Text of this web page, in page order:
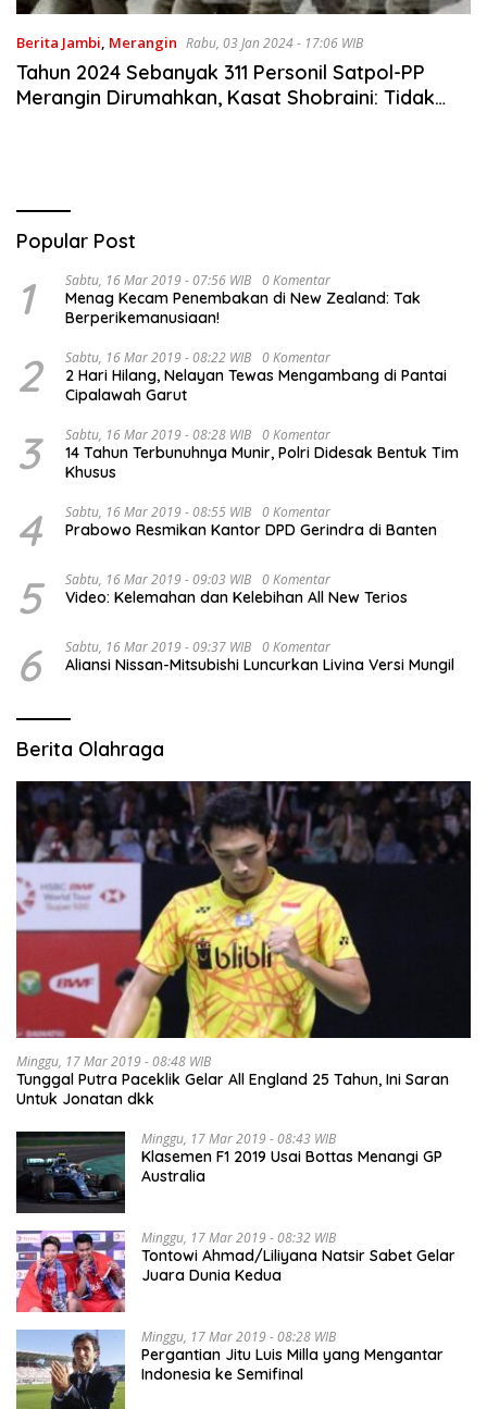
Berita Jambi, Merangin Rabu, 03 Jan 2024 - 17:06 WIB
Tahun 2024 Sebanyak 311 Personil Satpol-PP
Merangin Dirumahkan, Kasat Shobraini: Tidak
Popular Post
1 Sabtu, 16 Mar 2019 - 07:56 WIB 0 Komentar
Menag Kecam Penembakan di New Zealand: Tak
Berperikemanusiaan!
2 Sabtu, 16 Mar 2019 - 08:22 WIB 0 Komentar
2 Hari Hilang, Nelayan Tewas Mengambang di Pantai
Cipalawah Garut
3 Sabtu, 16 Mar 2019 - 08:28 WIB 0 Komentar
14 Tahun Terbunuhnya Munir, Polri Didesak Bentuk Tim
Khusus
4 Sabtu, 16 Mar 2019 - 08:55 WIB 0 Komentar
Prabowo Resmikan Kantor DPD Gerindra di Banten
5 Sabtu, 16 Mar 2019 - 09:03 WIB 0 Komentar
Video: Kelemahan dan Kelebihan All New Terios
6 Sabtu, 16 Mar 2019 - 09:37 WIB 0 Komentar
Aliansi Nissan-Mitsubishi Luncurkan Livina Versi Mungil
Berita Olahraga
Minggu, 17 Mar 2019 - 08:48 WIB
Tunggal Putra Paceklik Gelar All England 25 Tahun, Ini Saran
Untuk Jonatan dkk
Minggu, 17 Mar 2019 - 08:43 WIB
Klasemen F1 2019 Usai Bottas Menangi GP
Australia
Minggu, 17 Mar 2019 - 08:32 WIB
Tontowi Ahmad/Liliyana Natsir Sabet Gelar
Juara Dunia Kedua
Minggu, 17 Mar 2019 - 08:28 WIB
Pergantian Jitu Luis Milla yang Mengantar
Indonesia ke Semifinal